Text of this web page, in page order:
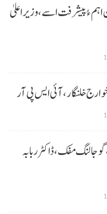
اہم ءُ پیشرفت اسے،وزیراعلیٰ
مفک،ڈاکٹر ربابہ